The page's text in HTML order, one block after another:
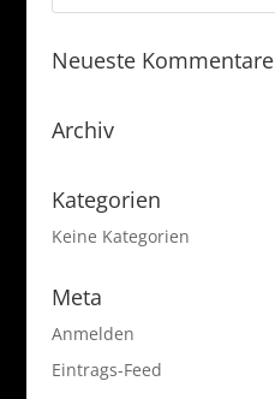
Neueste Kommentare
Archiv
Kategorien
Keine Kategorien
Meta
Anmelden
Eintrags-Feed